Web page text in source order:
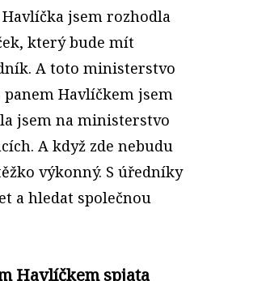
jsem rozhodla
který bude mít
A toto ministerstvo
Havlíčkem jsem
jsem na ministerstvo
A když zde nebudu
výkonný. S úředníky
a hledat společnou
Havlíčkem spjata